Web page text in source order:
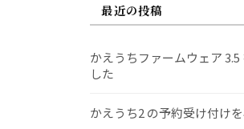
最近の投稿
かえうちファームウェア 3.5
した
かえうち2 の予約受け付け